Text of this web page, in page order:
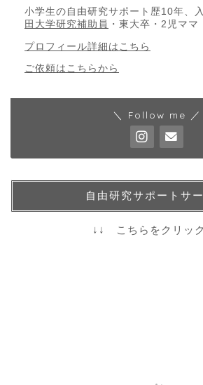
小学生の自由研究サポート歴10年、
田大学研究補助員 ・東大卒・2児ママ
プロフィール詳細はこちら
ご依頼はこちらから
＼ Follow me ／
自由研究サポートサ
↓↓ こちらをクリッ